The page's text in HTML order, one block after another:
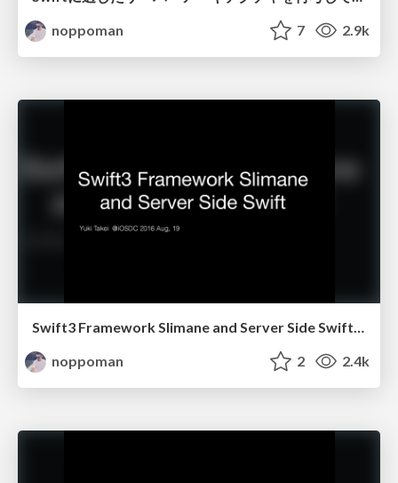
noppoman
7 2.9k
Swift3 Framework Slimane and Server Side Swift (ja)
noppoman
2 2.4k